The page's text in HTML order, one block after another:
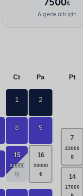
₺
6 gece altı için
Ct Pa
1 2
8 9
15 16
Pt
7
14